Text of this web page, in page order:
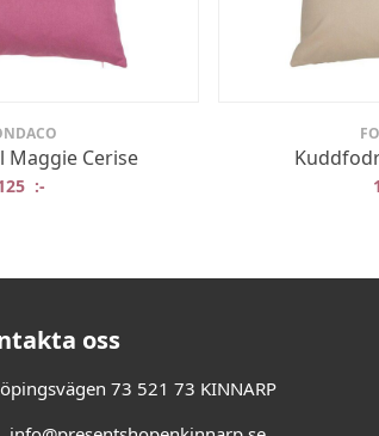
Maggie Cerise
:-
oss
73 521 73 KINNARP